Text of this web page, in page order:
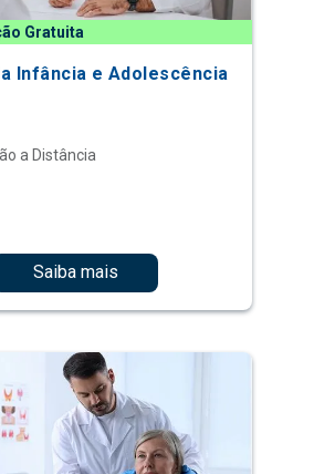
Gratuita
Infância e Adolescência
a Distância
Saiba mais